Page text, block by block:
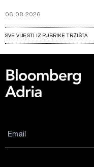
06.08.2026
SVE VIJESTI IZ RUBRIKE TRŽIŠTA